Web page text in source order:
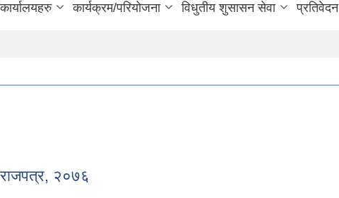
कार्यक्रम/परियोजना विधुतीय शुसासन सेवा प्रतिवेदन
राजपत्र, २०७६